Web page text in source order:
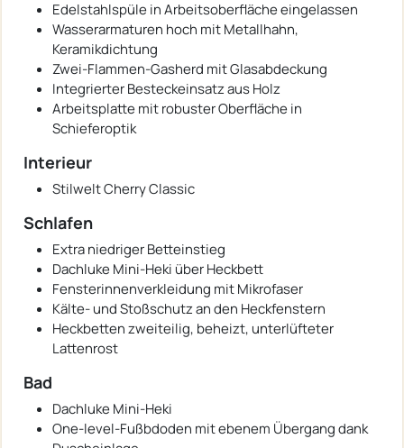
Edelstahlspüle in Arbeitsoberfläche eingelassen
Wasserarmaturen hoch mit Metallhahn,
Keramikdichtung
Zwei-Flammen-Gasherd mit Glasabdeckung
Integrierter Besteckeinsatz aus Holz
Arbeitsplatte mit robuster Oberfläche in
Schieferoptik
Interieur
Stilwelt Cherry Classic
Schlafen
Extra niedriger Betteinstieg
Dachluke Mini-Heki über Heckbett
Fensterinnenverkleidung mit Mikrofaser
Kälte- und Stoßschutz an den Heckfenstern
Heckbetten zweiteilig, beheizt, unterlüfteter
Lattenrost
Bad
Dachluke Mini-Heki
One-level-Fußbdoden mit ebenem Übergang dank